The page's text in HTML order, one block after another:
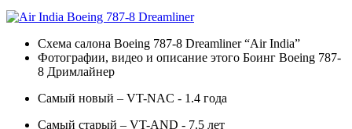
Схема салона Boeing 787-8 Dreamliner “Air India”
Фотографии, видео и описание этого Боинг Boeing 787-
8 Дримлайнер
Самый новый – VT-NAC - 1.4 года
Самый старый – VT-AND - 7.5 лет